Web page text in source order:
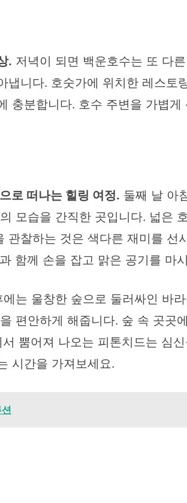
. 저녁이 되면 백운호수는 또 다
냅니다. 호숫가에 위치한 레스
충분합니다. 호수 주변을 가볍
로 떠나는 힐링 여정. 둘째 날 아
모습을 간직한 곳입니다. 넓은
관찰하는 것은 색다른 재미를
함께 손을 잡고 맑은 공기를 마
에는 울창한 숲으로 둘러싸인 바
편안하게 해줍니다. 숲 속 곳곳
뿜어져 나오는 피톤치드는 심
시간을 가져보세요.